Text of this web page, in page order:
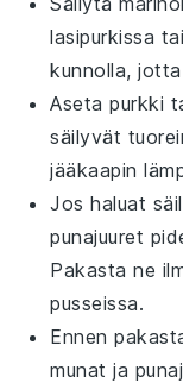
lasipurkissa
kunnolla,
Aseta purkki
säilyvät
jääkaapin
Jos haluat
punajuuret
Pakasta ne
pusseissa.
Ennen
munat ja